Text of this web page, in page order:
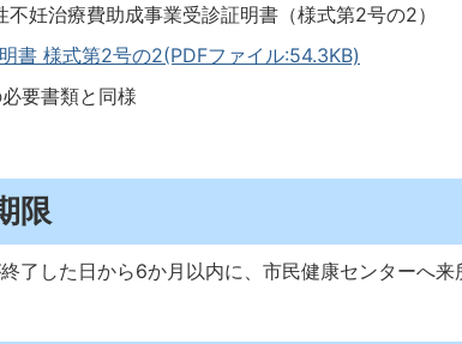
不妊治療費助成事業受診証明書（様式第2号の2）
書 様式第2号の2(PDFファイル:54.3KB)
要書類と同様
限
了した日から6か月以内に、市民健康センターへ